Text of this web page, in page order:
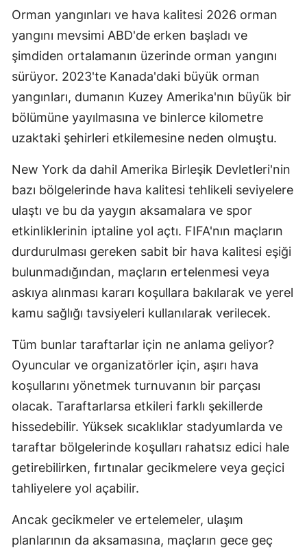
Orman yangınları ve hava kalitesi 2026 orman
yangını mevsimi ABD'de erken başladı ve
şimdiden ortalamanın üzerinde orman yangını
sürüyor. 2023'te Kanada'daki büyük orman
yangınları, dumanın Kuzey Amerika'nın büyük bir
bölümüne yayılmasına ve binlerce kilometre
uzaktaki şehirleri etkilemesine neden olmuştu.
New York da dahil Amerika Birleşik Devletleri'nin
bazı bölgelerinde hava kalitesi tehlikeli seviyelere
ulaştı ve bu da yaygın aksamalara ve spor
etkinliklerinin iptaline yol açtı. FIFA'nın maçların
durdurulması gereken sabit bir hava kalitesi eşiği
bulunmadığından, maçların ertelenmesi veya
askıya alınması kararı koşullara bakılarak ve yerel
kamu sağlığı tavsiyeleri kullanılarak verilecek.
Tüm bunlar taraftarlar için ne anlama geliyor?
Oyuncular ve organizatörler için, aşırı hava
koşullarını yönetmek turnuvanın bir parçası
olacak. Taraftarlarsa etkileri farklı şekillerde
hissedebilir. Yüksek sıcaklıklar stadyumlarda ve
taraftar bölgelerinde koşulları rahatsız edici hale
getirebilirken, fırtınalar gecikmelere veya geçici
tahliyelere yol açabilir.
Ancak gecikmeler ve ertelemeler, ulaşım
planlarının da aksamasına, maçların gece geç